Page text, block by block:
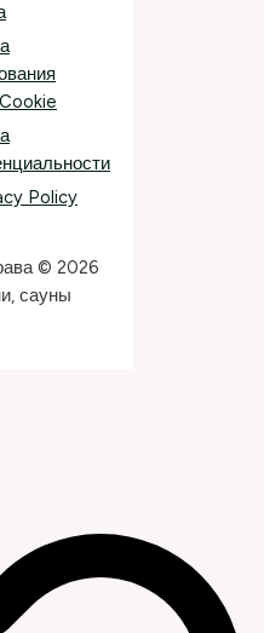
Policy
© 2026
сауны